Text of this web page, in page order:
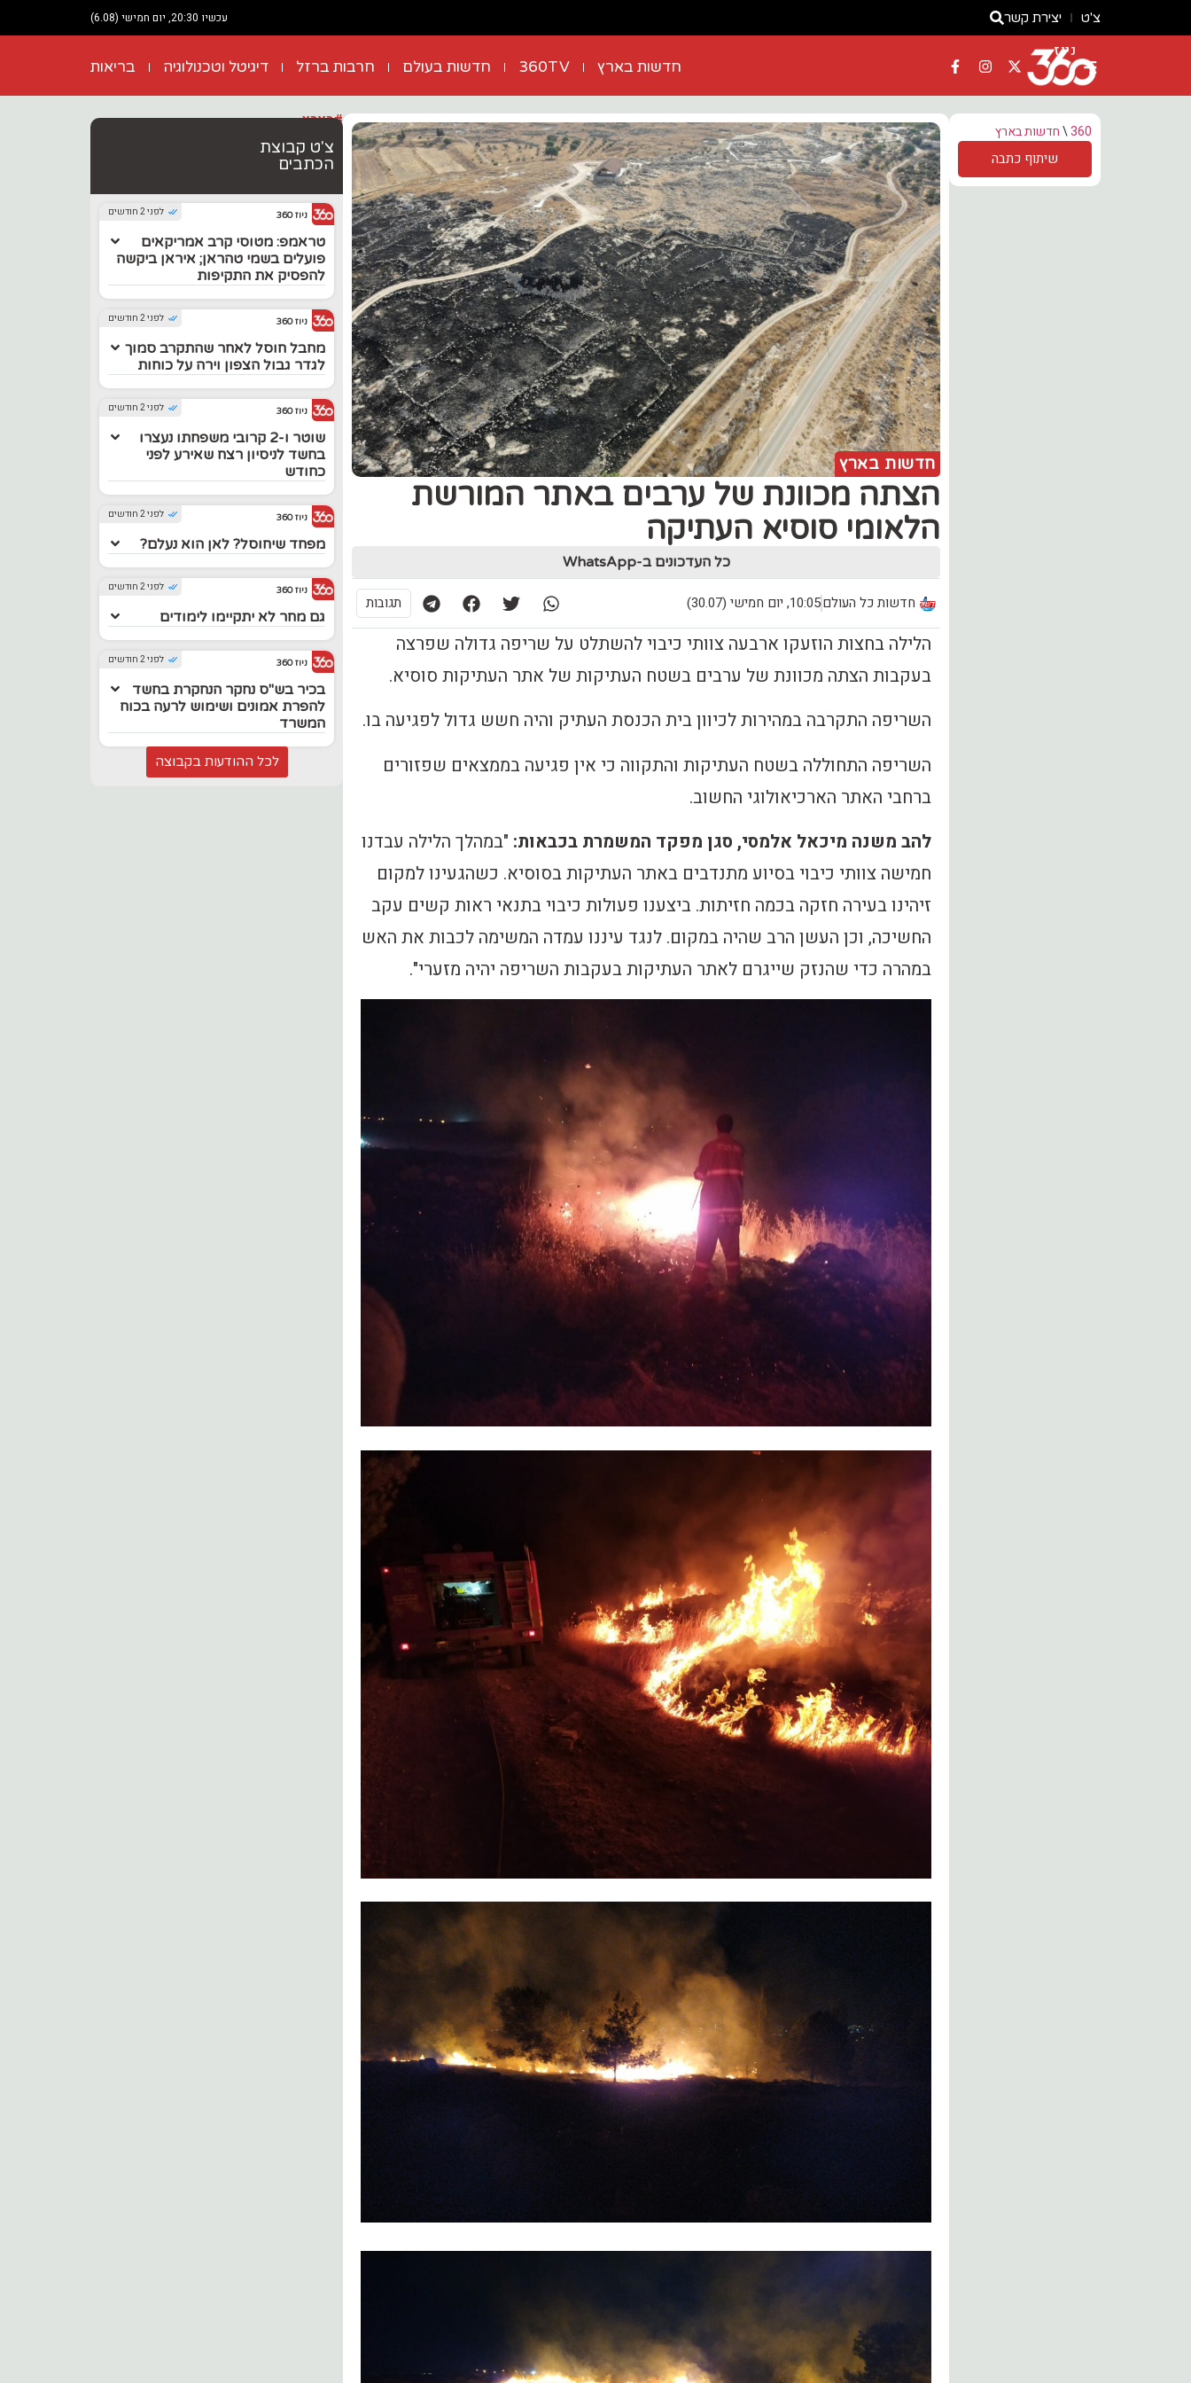
צ'ט יצירת קשר עכשיו 20:30, יום חמישי (6.08)
ניוז
חדשות בארץ 360TV חדשות בעולם חרבות ברזל דיגיטל וטכנולוגיה בריאות
360
\חדשות בארץ
שיתוף כתבה
חדשות בארץ
הצתה מכוונת של ערבים באתר המורשת
הלאומי סוסיא העתיקה
כל העדכונים ב-WhatsApp
חדשות כל העולם10:05, יום חמישי (30.07) תגובות
הלילה בחצות הוזעקו ארבעה צוותי כיבוי להשתלט על שריפה גדולה שפרצה
בעקבות הצתה מכוונת של ערבים בשטח העתיקות של אתר העתיקות סוסיא.
השריפה התקרבה במהירות לכיוון בית הכנסת העתיק והיה חשש גדול לפגיעה בו.
השריפה התחוללה בשטח העתיקות והתקווה כי אין פגיעה בממצאים שפזורים
ברחבי האתר הארכיאולוגי החשוב.
להב משנה מיכאל אלמסי, סגן מפקד המשמרת בכבאות: "במהלך הלילה עבדנו
חמישה צוותי כיבוי בסיוע מתנדבים באתר העתיקות בסוסיא. כשהגעינו למקום
זיהינו בעירה חזקה בכמה חזיתות. ביצענו פעולות כיבוי בתנאי ראות קשים עקב
החשיכה, וכן העשן הרב שהיה במקום. לנגד עיננו עמדה המשימה לכבות את האש
במהרה כדי שהנזק שייגרם לאתר העתיקות בעקבות השריפה יהיה מזערי".
#בארץ
צ'ט קבוצת
הכתבים
לפני 2 חודשים ניוז 360
טראמפ: מטוסי קרב אמריקאים
פועלים בשמי טהראן; איראן ביקשה
להפסיק את התקיפות
לפני 2 חודשים ניוז 360
מחבל חוסל לאחר שהתקרב סמוך
לגדר גבול הצפון וירה על כוחות
לפני 2 חודשים ניוז 360
שוטר ו-2 קרובי משפחתו נעצרו
בחשד לניסיון רצח שאירע לפני
כחודש
לפני 2 חודשים ניוז 360
מפחד שיחוסל? לאן הוא נעלם?
לפני 2 חודשים ניוז 360
גם מחר לא יתקיימו לימודים
לפני 2 חודשים ניוז 360
בכיר בש"ס נחקר הנחקרת בחשד
להפרת אמונים ושימוש לרעה בכוח
המשרד
לכל ההודעות בקבוצה